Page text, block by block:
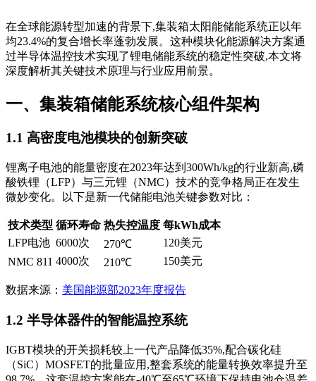
在全球能源转型加速的背景下,集装箱太阳能储能系统正以年
均23.4%的复合增长率蓬勃发展。这种模块化能源解决方案通
过半导体温控技术实现了锂电储能系统的稳定性突破,本文将
深度解析其关键技术原理与行业应用前景。
一、集装箱储能系统核心组件架构
1.1 高密度电池模块的创新突破
锂离子电池的能量密度在2023年达到300Wh/kg的行业新高,磷
酸铁锂（LFP）与三元锂（NMC）技术的竞争格局正在发生
微妙变化。以下是新一代储能电池关键参数对比：
技术类型 循环寿命 热失控温度 每kWh成本
LFP电池 6000次 270℃
120美元
NMC 811 4000次 210℃ 150美元
数据来源： 美国能源部2023年度报告
1.2 半导体器件的智能温控系统
IGBT模块的开关损耗较上一代产品降低35%,配合碳化硅
（SiC）MOSFET的批量应用,整套系统的能量转换效率提升至